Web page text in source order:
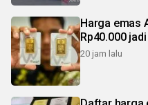
Harga emas
Rp40.000
20 jam lalu